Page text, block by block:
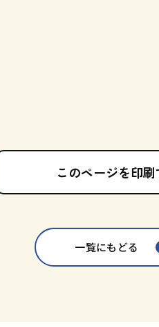
このページを印
一覧にもどる